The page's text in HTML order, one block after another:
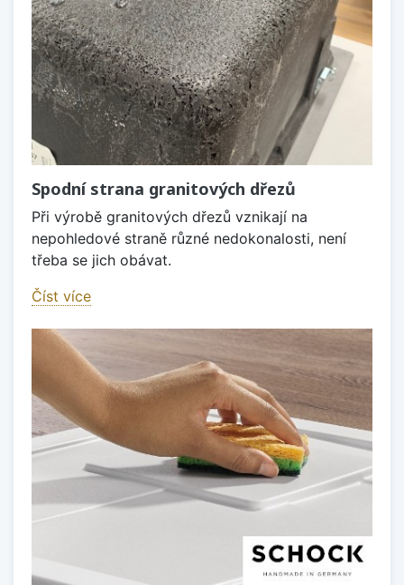
Spodní strana granitových dřezů
Při výrobě granitových dřezů vznikají na
nepohledové straně různé nedokonalosti, není
třeba se jich obávat.
Číst více